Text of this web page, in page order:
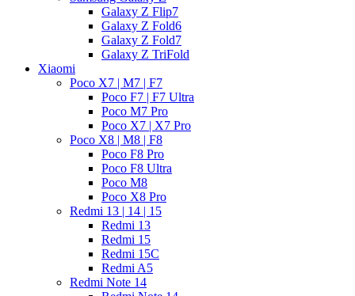
Galaxy Z Flip7
Galaxy Z Fold6
Galaxy Z Fold7
Galaxy Z TriFold
Xiaomi
Poco X7 | M7 | F7
Poco F7 | F7 Ultra
Poco M7 Pro
Poco X7 | X7 Pro
Poco X8 | M8 | F8
Poco F8 Pro
Poco F8 Ultra
Poco M8
Poco X8 Pro
Redmi 13 | 14 | 15
Redmi 13
Redmi 15
Redmi 15C
Redmi A5
Redmi Note 14